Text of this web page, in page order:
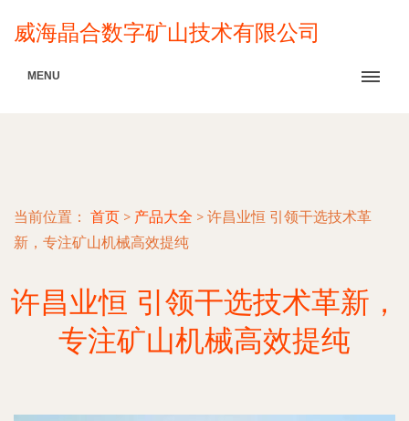
威海晶合数字矿山技术有限公司
MENU
当前位置： 首页 > 产品大全 > 许昌业恒 引领干选技术革
新，专注矿山机械高效提纯
许昌业恒 引领干选技术革新，
专注矿山机械高效提纯